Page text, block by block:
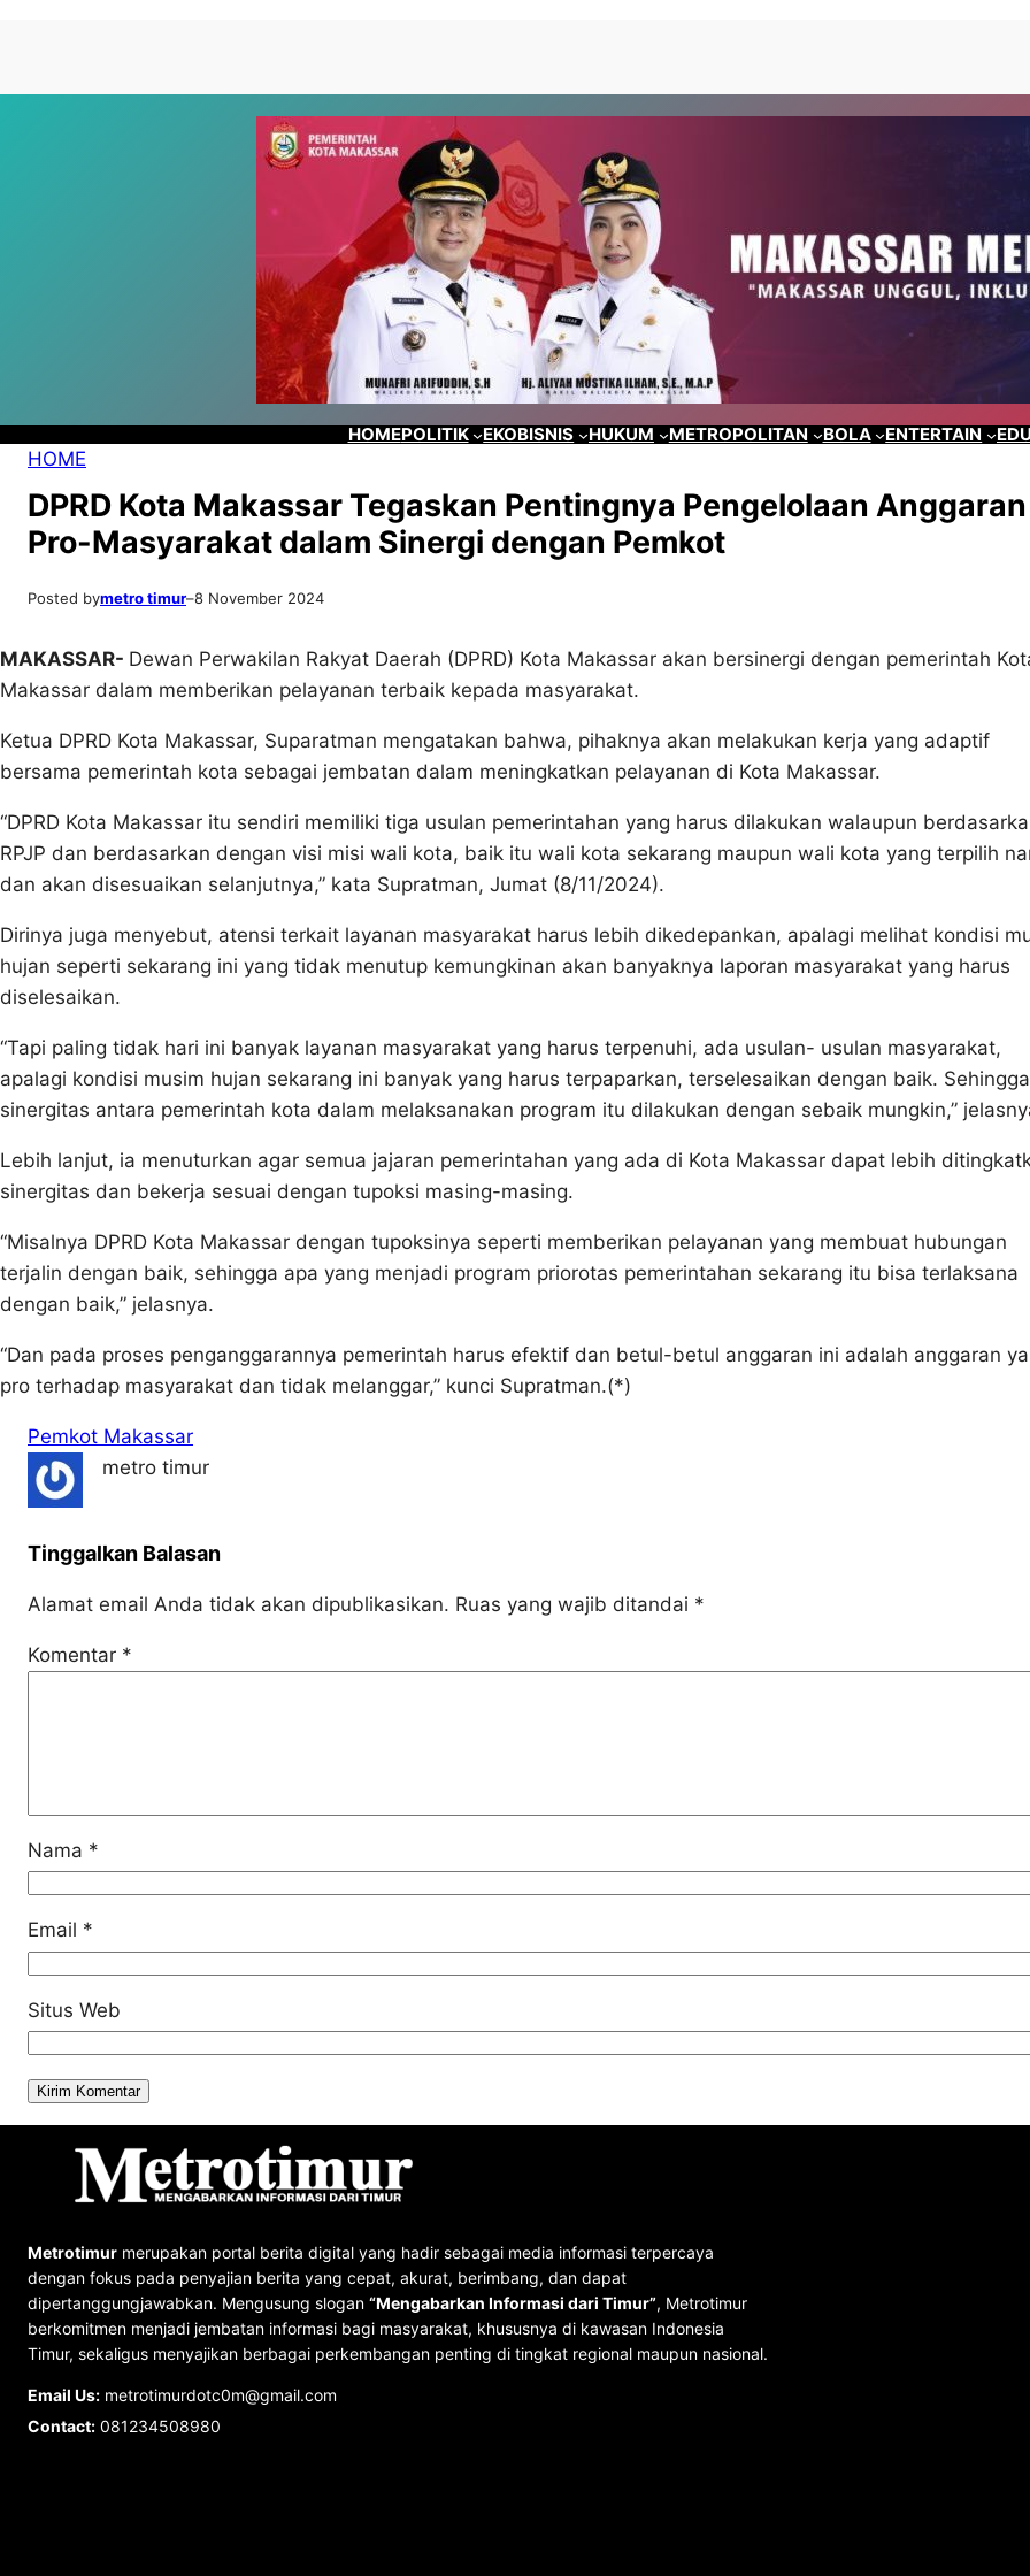
konten
content
HOMEPOLITIK EKOBISNIS HUKUM METROPOLITAN BOLA ENTERTAIN
HOME
DPRD Kota Makassar Tegaskan Pentingnya Pengelolaan Anggaran
Pro-Masyarakat dalam Sinergi dengan Pemkot
Posted bymetro timur–8 November 2024
MAKASSAR- Dewan Perwakilan Rakyat Daerah (DPRD) Kota Makassar akan bersinergi dengan pemerintah
Makassar dalam memberikan pelayanan terbaik kepada masyarakat.
Ketua DPRD Kota Makassar, Suparatman mengatakan bahwa, pihaknya akan melakukan kerja yang adaptif
bersama pemerintah kota sebagai jembatan dalam meningkatkan pelayanan di Kota Makassar.
“DPRD Kota Makassar itu sendiri memiliki tiga usulan pemerintahan yang harus dilakukan walaupun
RPJP dan berdasarkan dengan visi misi wali kota, baik itu wali kota sekarang maupun wali kota yang terpilih
dan akan disesuaikan selanjutnya,” kata Supratman, Jumat (8/11/2024).
Dirinya juga menyebut, atensi terkait layanan masyarakat harus lebih dikedepankan, apalagi melihat kondisi
hujan seperti sekarang ini yang tidak menutup kemungkinan akan banyaknya laporan masyarakat yang harus
diselesaikan.
“Tapi paling tidak hari ini banyak layanan masyarakat yang harus terpenuhi, ada usulan- usulan masyarakat,
apalagi kondisi musim hujan sekarang ini banyak yang harus terpaparkan, terselesaikan dengan baik. Sehingga
sinergitas antara pemerintah kota dalam melaksanakan program itu dilakukan dengan sebaik mungkin,”
Lebih lanjut, ia menuturkan agar semua jajaran pemerintahan yang ada di Kota Makassar dapat lebih
sinergitas dan bekerja sesuai dengan tupoksi masing-masing.
“Misalnya DPRD Kota Makassar dengan tupoksinya seperti memberikan pelayanan yang membuat hubungan
terjalin dengan baik, sehingga apa yang menjadi program priorotas pemerintahan sekarang itu bisa terlaksana
dengan baik,” jelasnya.
“Dan pada proses penganggarannya pemerintah harus efektif dan betul-betul anggaran ini adalah anggaran
pro terhadap masyarakat dan tidak melanggar,” kunci Supratman.(*)
Pemkot Makassar
metro timur
Tinggalkan Balasan
Alamat email Anda tidak akan dipublikasikan. Ruas yang wajib ditandai *
Komentar *
Nama *
Email *
Situs Web
Metrotimur merupakan portal berita digital yang hadir sebagai media informasi terpercaya
dengan fokus pada penyajian berita yang cepat, akurat, berimbang, dan dapat
dipertanggungjawabkan. Mengusung slogan “Mengabarkan Informasi dari Timur”, Metrotimur
berkomitmen menjadi jembatan informasi bagi masyarakat, khususnya di kawasan Indonesia
Timur, sekaligus menyajikan berbagai perkembangan penting di tingkat regional maupun nasional.
Email Us: metrotimurdotc0m@gmail.com
Contact: 081234508980